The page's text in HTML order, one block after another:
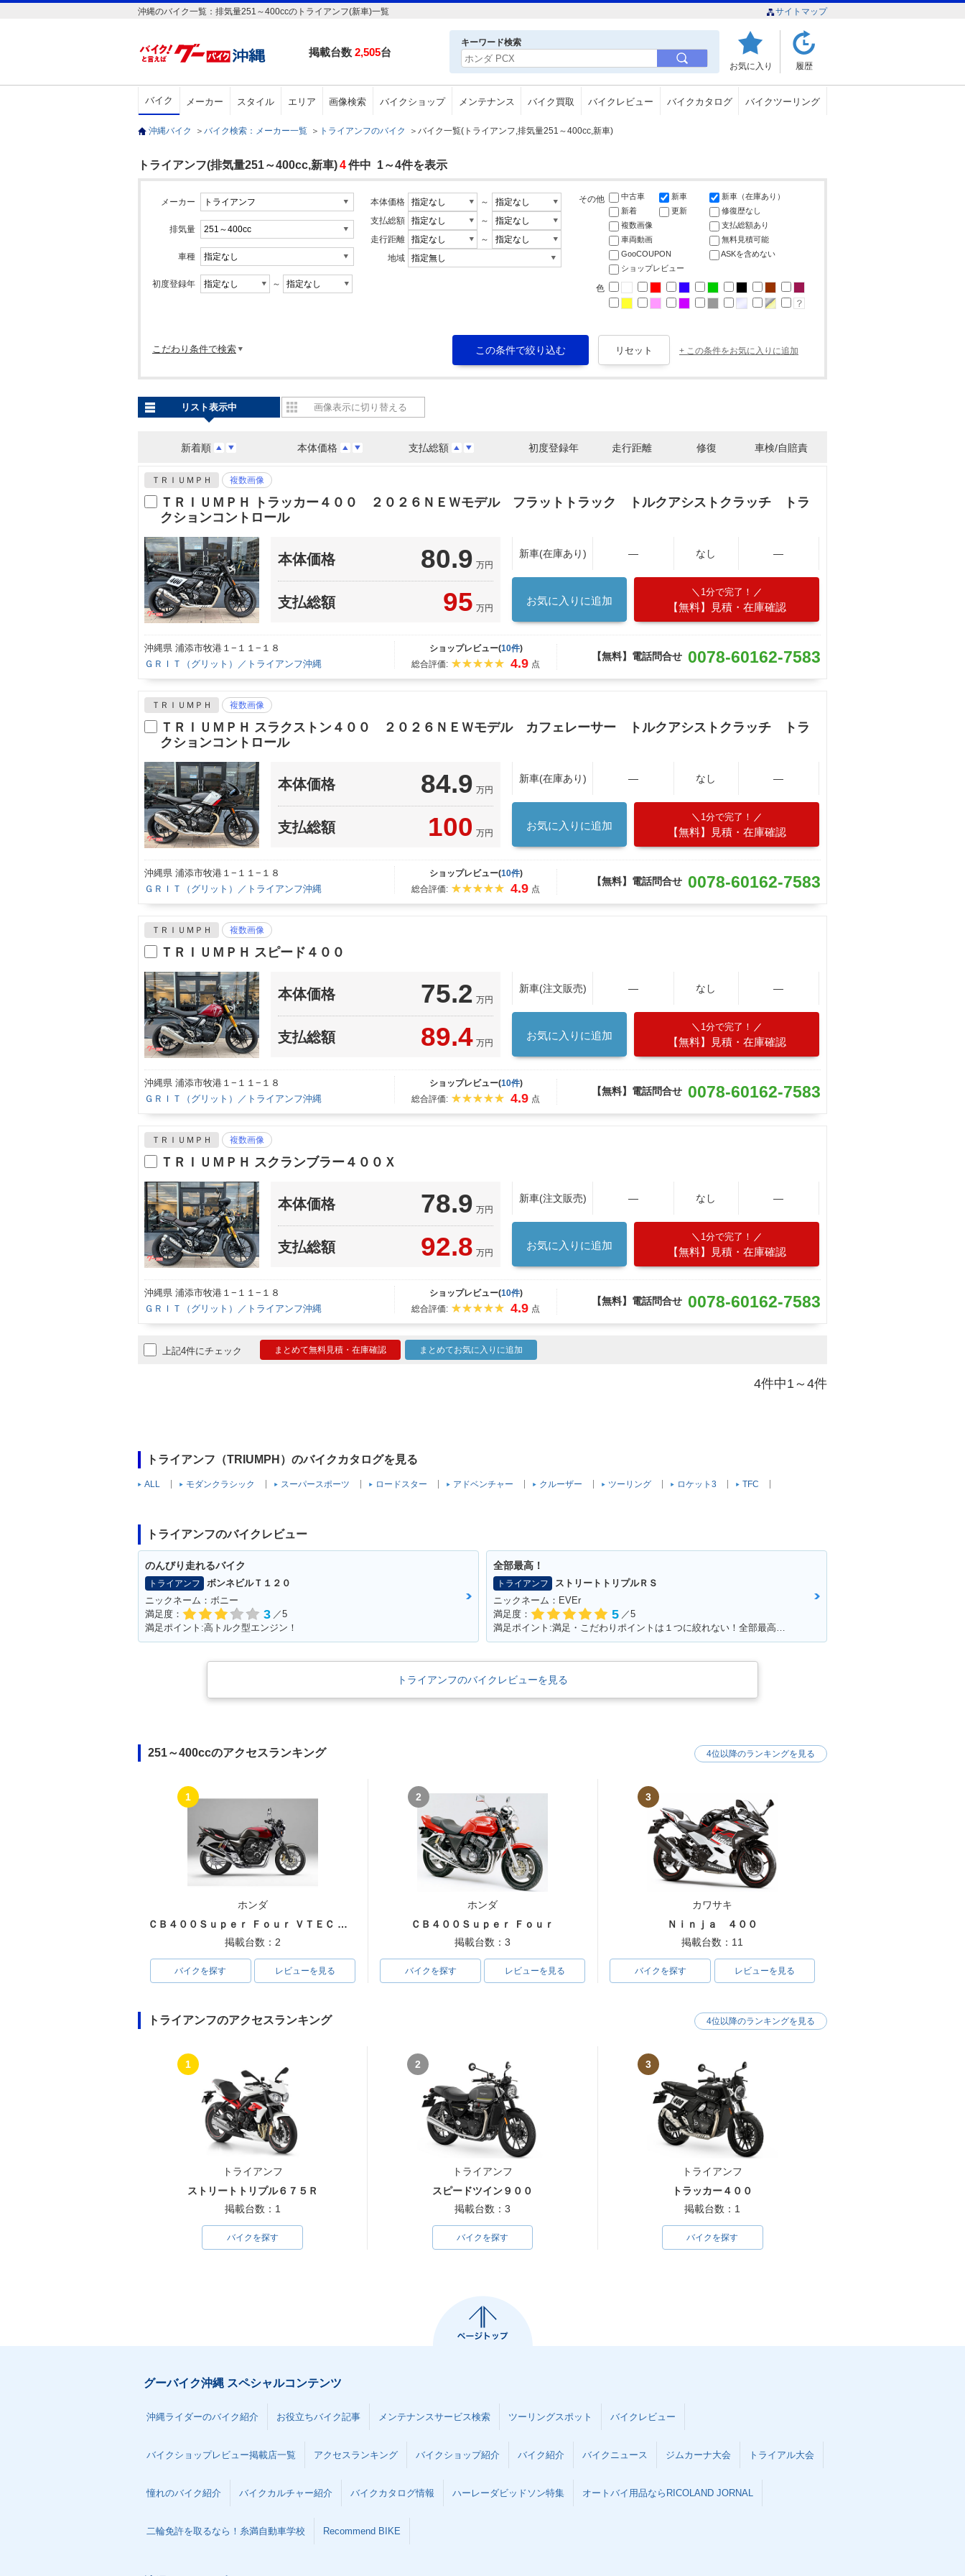
沖縄のバイク一覧：排気量251～400ccのトライアンフ(新車)一覧 サイトマップ
掲載台数 2,505台
キーワード検索
お気に入り 履歴
バイク メーカー スタイル エリア 画像検索 バイクショップ メンテナンス バイク買取 バイクレビュー バイクカタログ バイクツーリング
沖縄バイク ＞ バイク検索：メーカー一覧 ＞ トライアンフのバイク ＞ バイク一覧(トライアンフ,排気量251～400cc,新車)
トライアンフ(排気量251～400cc,新車)4件中 1～4件を表示
メーカー
排気量
車種
初度登録年 ～
本体価格
～
支払総額
～
走行距離
～
地域
その他 中古車 新車
新車（在庫あり）
新着
更新
修復歴なし
複数画像
支払総額あり
車両動画
無料見積可能
GooCOUPON
ASKを含めない
ショップレビュー
色
こだわり条件で検索 + この条件をお気に入りに追加
新着順 本体価格 支払総額 初度登録年 走行距離 修復 車検/自賠責
リスト表示中 画像表示に切り替える
ＴＲＩＵＭＰＨ 複数画像
ＴＲＩＵＭＰＨ トラッカー４００ ２０２６ＮＥＷモデル フラットトラック トルクアシストクラッチ トラ
クションコントロール
本体価格 80.9 万円
支払総額 95 万円
新車(在庫あり) ― なし ―
お気に入りに追加
1分で完了！
【無料】見積・在庫確認
沖縄県 浦添市牧港１−１１−１８
ＧＲＩＴ（グリット）／トライアンフ沖縄
ショップレビュー(10件)
総合評価:
4.9 点
【無料】電話問合せ 0078-60162-7583
ＴＲＩＵＭＰＨ 複数画像
ＴＲＩＵＭＰＨ スラクストン４００ ２０２６ＮＥＷモデル カフェレーサー トルクアシストクラッチ トラ
クションコントロール
本体価格 84.9 万円
支払総額 100 万円
新車(在庫あり) ― なし ―
お気に入りに追加
1分で完了！
【無料】見積・在庫確認
沖縄県 浦添市牧港１−１１−１８
ＧＲＩＴ（グリット）／トライアンフ沖縄
ショップレビュー(10件)
総合評価:
4.9 点
【無料】電話問合せ 0078-60162-7583
ＴＲＩＵＭＰＨ 複数画像
ＴＲＩＵＭＰＨ スピード４００
本体価格 75.2 万円
支払総額 89.4 万円
新車(注文販売) ― なし ―
お気に入りに追加
1分で完了！
【無料】見積・在庫確認
沖縄県 浦添市牧港１−１１−１８
ＧＲＩＴ（グリット）／トライアンフ沖縄
ショップレビュー(10件)
総合評価:
4.9 点
【無料】電話問合せ 0078-60162-7583
ＴＲＩＵＭＰＨ 複数画像
ＴＲＩＵＭＰＨ スクランブラー４００Ｘ
本体価格 78.9 万円
支払総額 92.8 万円
新車(注文販売) ― なし ―
お気に入りに追加
1分で完了！
【無料】見積・在庫確認
沖縄県 浦添市牧港１−１１−１８
ＧＲＩＴ（グリット）／トライアンフ沖縄
ショップレビュー(10件)
総合評価:
4.9 点
【無料】電話問合せ 0078-60162-7583
上記4件にチェック まとめて無料見積・在庫確認 まとめてお気に入りに追加
4件中1～4件
トライアンフ（TRIUMPH）のバイクカタログを見る
ALL モダンクラシック スーパースポーツ ロードスター アドベンチャー クルーザー ツーリング ロケット3 TFC
トライアンフのバイクレビュー
のんびり走れるバイク
トライアンフ
ボンネビルＴ１２０
ニックネーム：ボニー
満足度：
3 ／5
満足ポイント:高トルク型エンジン！
全部最高！
トライアンフ
ストリートトリプルＲＳ
ニックネーム：EVEr
満足度：
5 ／5
満足ポイント:満足・こだわりポイントは１つに絞れない！全部最高！！
トライアンフのバイクレビューを見る
251～400ccのアクセスランキング
1
ホンダ
ＣＢ４００Ｓｕｐｅｒ Ｆｏｕｒ ＶＴＥＣ ＳＰＥＣ３
掲載台数：2
バイクを探す レビューを見る
2
ホンダ
ＣＢ４００Ｓｕｐｅｒ Ｆｏｕｒ
掲載台数：3
バイクを探す レビューを見る
3
カワサキ
Ｎｉｎｊａ ４００
掲載台数：11
バイクを探す レビューを見る
4位以降のランキングを見る
トライアンフのアクセスランキング
1
トライアンフ
ストリートトリプル６７５Ｒ
掲載台数：1
バイクを探す
2
トライアンフ
スピードツイン９００
掲載台数：3
バイクを探す
3
トライアンフ
トラッカー４００
掲載台数：1
バイクを探す
4位以降のランキングを見る
グーバイク沖縄 スペシャルコンテンツ
沖縄ライダーのバイク紹介 お役立ちバイク記事 メンテナンスサービス検索 ツーリングスポット バイクレビュー
バイクショップレビュー掲載店一覧 アクセスランキング バイクショップ紹介 バイク紹介 バイクニュース ジムカーナ大会 トライアル大会
憧れのバイク紹介 バイクカルチャー紹介 バイクカタログ情報 ハーレーダビッドソン特集 オートバイ用品ならRICOLAND JORNAL
二輪免許を取るなら！糸満自動車学校 Recommend BIKE